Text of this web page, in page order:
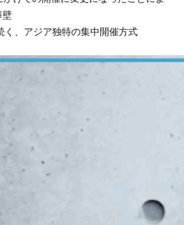
壁
く、アジア独特の集中開催方式